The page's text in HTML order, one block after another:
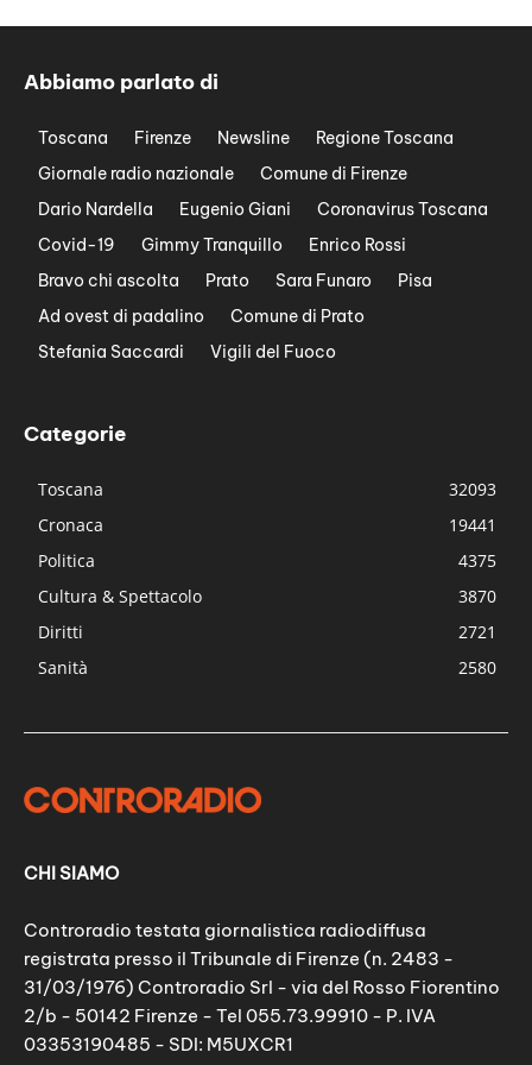
Abbiamo parlato di
Toscana Firenze Newsline
Regione Toscana
Giornale radio nazionale
Comune di Firenze
Dario Nardella
Eugenio Giani
Coronavirus Toscana
Covid-19
Gimmy Tranquillo
Enrico Rossi
Bravo chi ascolta
Prato Sara Funaro
Pisa
Ad ovest di padalino
Comune di Prato
Stefania Saccardi
Vigili del Fuoco
Categorie
Toscana
32093
Cronaca
19441
Politica
4375
Cultura & Spettacolo
3870
Diritti
2721
Sanità
2580
CHI SIAMO
Controradio testata giornalistica radiodiffusa
registrata presso il Tribunale di Firenze (n. 2483 -
31/03/1976) Controradio Srl - via del Rosso Fiorentino
2/b - 50142 Firenze - Tel 055.73.99910 - P. IVA
03353190485 - SDI: M5UXCR1